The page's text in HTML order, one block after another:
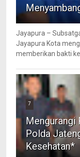
Jayapura –
Jayapura Kota
memberikan bakti
7
Mengurangi
Polda
Kesehatan*